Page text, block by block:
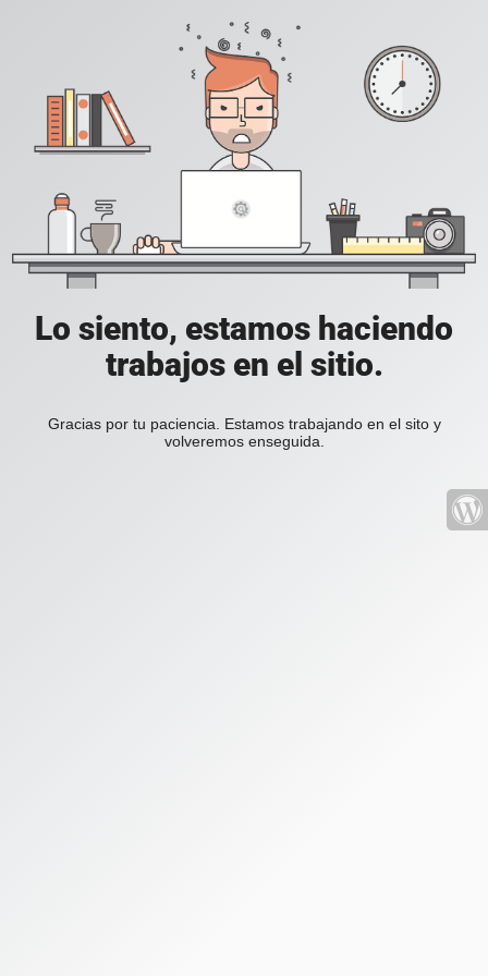
Lo siento, estamos haciendo
trabajos en el sitio.
Gracias por tu paciencia. Estamos trabajando en el sito y
volveremos enseguida.